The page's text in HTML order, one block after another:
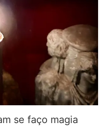
se faço magia